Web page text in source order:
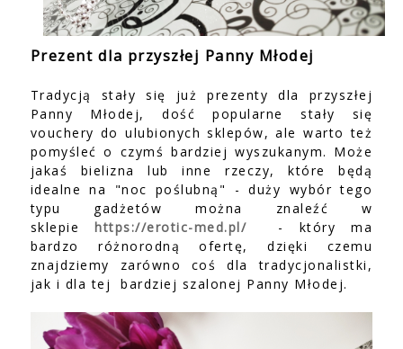
Prezent dla przyszłej Panny Młodej
Tradycją stały się już prezenty dla przyszłej
Panny Młodej, dość popularne stały się
vouchery do ulubionych sklepów, ale warto też
pomyśleć o czymś bardziej wyszukanym. Może
jakaś bielizna lub inne rzeczy, które będą
idealne na "noc poślubną" - duży wybór tego
typu gadżetów można znaleźć w
sklepiehttps://erotic-med.pl/ - który ma
bardzo różnorodną ofertę, dzięki czemu
znajdziemy zarówno coś dla tradycjonalistki,
jak i dla tej bardziej szalonej Panny Młodej.